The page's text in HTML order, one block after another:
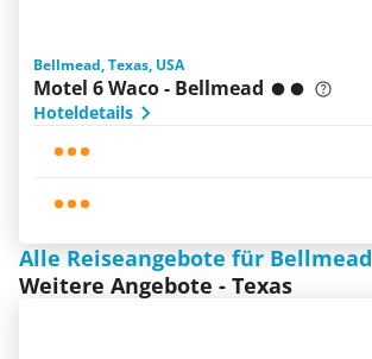
Bellmead, Texas, USA
Motel 6 Waco - Bellmead
Hoteldetails
Alle Reiseangebote für Bellmead
Weitere Angebote - Texas